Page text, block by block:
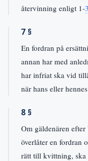
återvinning enligt 1-
7 §
En fordran på
annan har med
har infriat ska vid
när hans eller
8 §
Om gäldenären
överlåter en fordran
rätt till kvittning, ska